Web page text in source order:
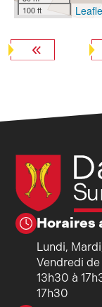
100 ft
Horaires
Lundi,
Vendredi de
13h30 à
17h30